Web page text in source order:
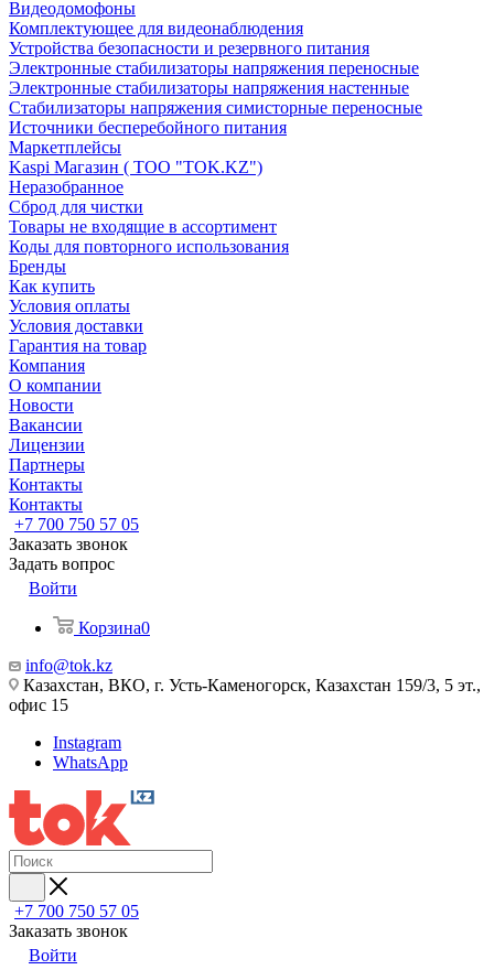
Видеодомофоны
Комплектующее для видеонаблюдения
Устройства безопасности и резервного питания
Электронные стабилизаторы напряжения переносные
Электронные стабилизаторы напряжения настенные
Стабилизаторы напряжения симисторные переносные
Источники бесперебойного питания
Маркетплейсы
Kaspi Магазин ( ТОО "TOK.KZ")
Неразобранное
Сброд для чистки
Товары не входящие в ассортимент
Коды для повторного использования
Бренды
Как купить
Условия оплаты
Условия доставки
Гарантия на товар
Компания
О компании
Новости
Вакансии
Лицензии
Партнеры
Контакты
Контакты
+7 700 750 57 05
Заказать звонок
Задать вопрос
Войти
Корзина0
info@tok.kz
Казахстан, ВКО, г. Усть-Каменогорск, Казахстан 159/3, 5 эт.,
офис 15
Instagram
WhatsApp
+7 700 750 57 05
Заказать звонок
Войти